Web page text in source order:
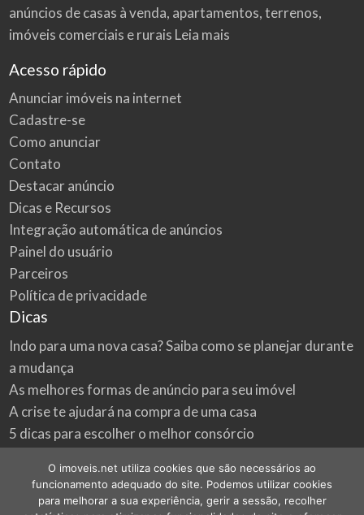
anúncios de casas à venda, apartamentos, terrenos,
imóveis comerciais e rurais Leia mais
Acesso rápido
Anunciar imóveis na internet
Cadastre-se
Como anunciar
Contato
Destacar anúncio
Dicas e Recursos
Integração automática de anúncios
Painel do usuário
Parceiros
Política de privacidade
Dicas
Indo para uma nova casa? Saiba como se planejar durante
a mudança
As melhores formas de anúncio para seu imóvel
A crise te ajudará na compra de uma casa
5 dicas para escolher o melhor consórcio
Onde procurar as melhores oportunidades do mercado
imobiliário
O imoveis.net utiliza cookies que são necessários ao
funcionamento adequado do site. Podemos utilizar cookies
para melhorar a sua experiência, gerir a sessão, recolher